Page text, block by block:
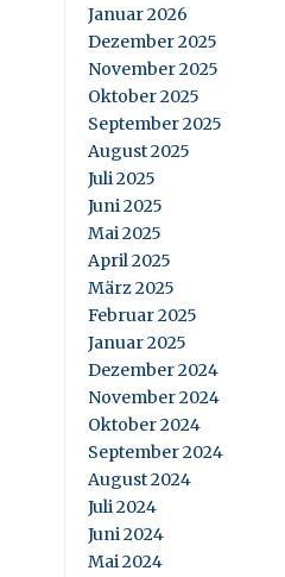
Januar 2026
Dezember 2025
November 2025
Oktober 2025
September 2025
August 2025
Juli 2025
Juni 2025
Mai 2025
April 2025
März 2025
Februar 2025
Januar 2025
Dezember 2024
November 2024
Oktober 2024
September 2024
August 2024
Juli 2024
Juni 2024
Mai 2024